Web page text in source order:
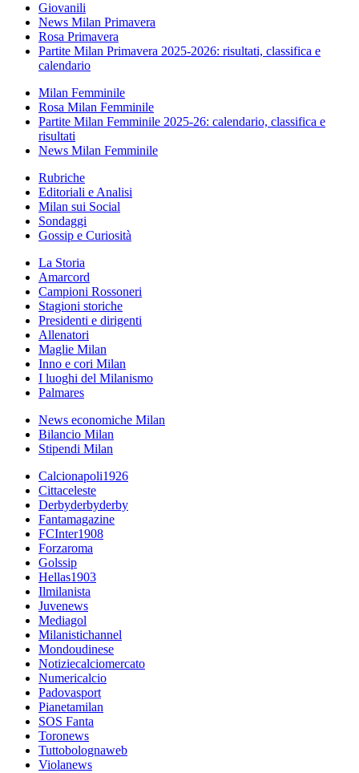
Giovanili
News Milan Primavera
Rosa Primavera
Partite Milan Primavera 2025-2026: risultati, classifica e
calendario
Milan Femminile
Rosa Milan Femminile
Partite Milan Femminile 2025-26: calendario, classifica e
risultati
News Milan Femminile
Rubriche
Editoriali e Analisi
Milan sui Social
Sondaggi
Gossip e Curiosità
La Storia
Amarcord
Campioni Rossoneri
Stagioni storiche
Presidenti e dirigenti
Allenatori
Maglie Milan
Inno e cori Milan
I luoghi del Milanismo
Palmares
News economiche Milan
Bilancio Milan
Stipendi Milan
Calcionapoli1926
Cittaceleste
Derbyderbyderby
Fantamagazine
FCInter1908
Forzaroma
Golssip
Hellas1903
Ilmilanista
Juvenews
Mediagol
Milanistichannel
Mondoudinese
Notiziecalciomercato
Numericalcio
Padovasport
Pianetamilan
SOS Fanta
Toronews
Tuttobolognaweb
Violanews